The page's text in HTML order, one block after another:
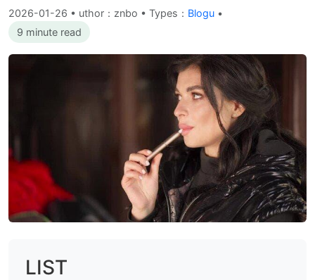
2026-01-26 • uthor：znbo • Types： Blogu •
9 minute read
LIST